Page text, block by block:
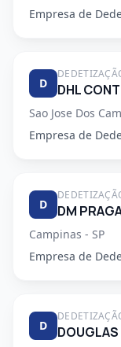
Empresa de
D DHL
Sao Jose Dos
Empresa de
D DM
Campinas - SP
Empresa de
D DOUGLAS